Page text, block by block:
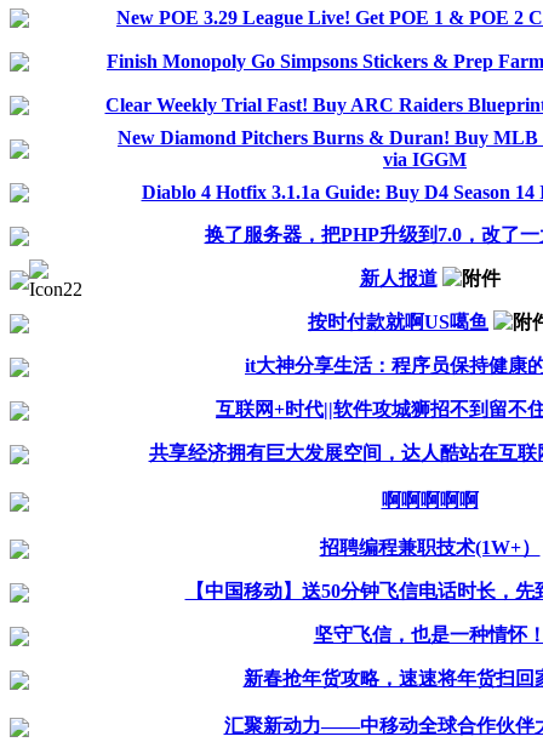
New POE 3.29 League Live! Get POE 1 & POE 2
Finish Monopoly Go Simpsons Stickers & Prep
Clear Weekly Trial Fast! Buy ARC Raiders
New Diamond Pitchers Burns & Duran! Buy MLB
via IGGM
Diablo 4 Hotfix 3.1.1a Guide: Buy D4 Season
换了服务器，把PHP升级到7.0，改了
新人报道
按时付款就啊US噶鱼
it大神分享生活：程序员保持健康
互联网+时代||软件攻城狮招不到留不
共享经济拥有巨大发展空间，达人酷站在互
啊啊啊啊啊
招聘编程兼职技术(1W+）
【中国移动】送50分钟飞信电话时长，先
坚守飞信，也是一种情怀
新春抢年货攻略，速速将年货扫回
汇聚新动力——中移动全球合作伙伴